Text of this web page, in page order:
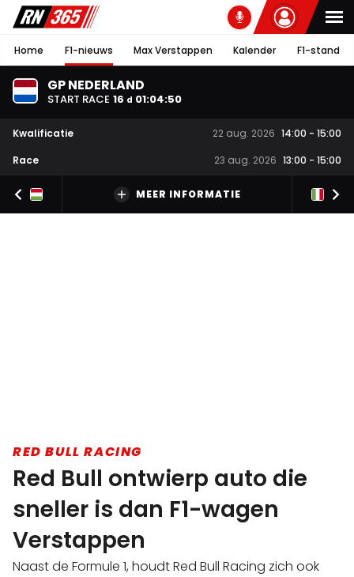
Home F1-nieuws Max Verstappen Kalender F1-stand
GP NEDERLAND
START RACE 16 d 01:04:49
Kwalificatie 22 aug. 2026 14:00 - 15:00
Race
23 aug. 2026 13:00 - 15:00
MEER INFORMATIE
RED BULL RACING
Red Bull ontwierp auto die
sneller is dan F1-wagen
Verstappen
Naast de Formule 1, houdt Red Bull Racing zich ook